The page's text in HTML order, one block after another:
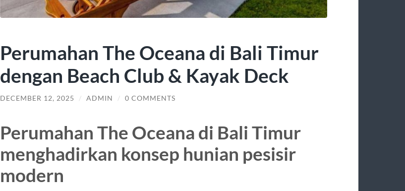
Perumahan The Oceana di Bali Timur
dengan Beach Club & Kayak Deck
DECEMBER 12, 2025 / ADMIN / 0 COMMENTS
Perumahan The Oceana di Bali Timur
menghadirkan konsep hunian pesisir
modern